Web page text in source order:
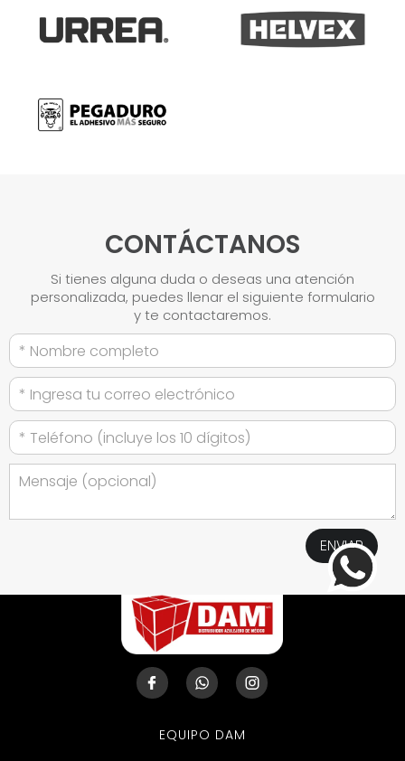
CONTÁCTANOS
Si tienes alguna duda o deseas una atención
personalizada, puedes llenar el siguiente formulario
y te contactaremos.
EQUIPO DAM